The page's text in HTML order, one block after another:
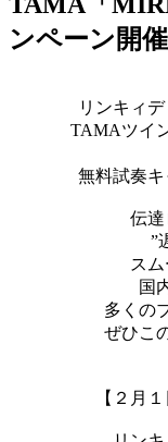
ンペーン開催
リンキィ
TAMAツイ
無料試奏キ
伝達
”
スム
国
多くの
ぜひこ
【２月